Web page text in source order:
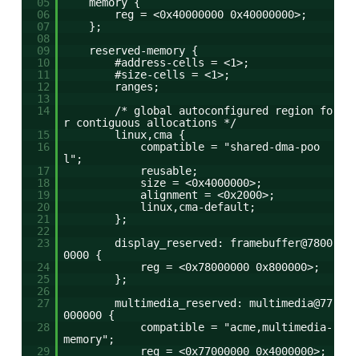
06
reg = <0x40000000 0x40000000>;
07
};
08
09
reserved-memory {
10
#address-cells = <1>;
11
#size-cells = <1>;
12
ranges;
13
14
/* global autoconfigured region fo
r contiguous allocations */
15
linux,cma {
16
compatible = "shared-dma-poo
l";
17
reusable;
18
size = <0x4000000>;
19
alignment = <0x2000>;
20
linux,cma-default;
21
};
22
23
display_reserved: framebuffer@7800
0000 {
24
reg = <0x78000000 0x800000>;
25
};
26
27
multimedia_reserved: multimedia@77
000000 {
28
compatible = "acme,multimedia-
memory";
29
reg = <0x77000000 0x4000000>;